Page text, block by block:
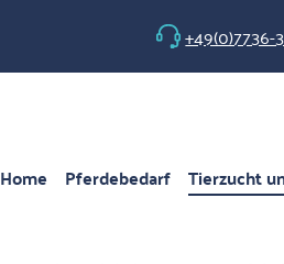
Hauptinhalt springen
Zur Hauptnavigation springen
+49(0)7736-
Home Pferdebedarf Tierzucht